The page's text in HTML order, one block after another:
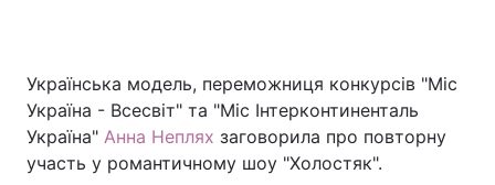
Українська модель, переможниця конкурсів "Міс
Україна - Всесвіт" та "Міс Інтерконтиненталь
Україна" Анна Неплях заговорила про повторну
участь у романтичному шоу "Холостяк".